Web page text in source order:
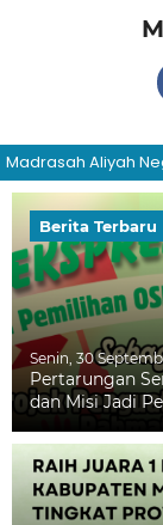
Aliyah
Berita Terbaru
Senin, 30
Pertarungan
dan Misi Jadi